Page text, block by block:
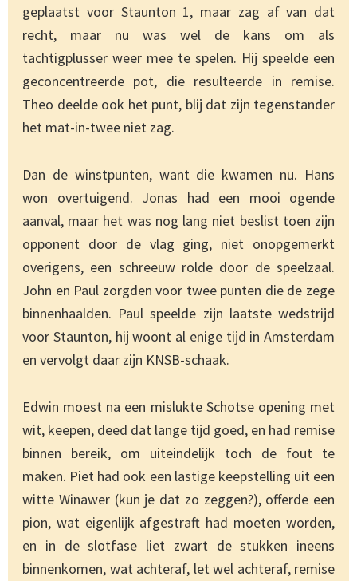
geplaatst voor Staunton 1, maar zag af van dat
recht, maar nu was wel de kans om als
tachtigplusser weer mee te spelen. Hij speelde een
geconcentreerde pot, die resulteerde in remise.
Theo deelde ook het punt, blij dat zijn tegenstander
het mat-in-twee niet zag.
Dan de winstpunten, want die kwamen nu. Hans
won overtuigend. Jonas had een mooi ogende
aanval, maar het was nog lang niet beslist toen zijn
opponent door de vlag ging, niet onopgemerkt
overigens, een schreeuw rolde door de speelzaal.
John en Paul zorgden voor twee punten die de zege
binnenhaalden. Paul speelde zijn laatste wedstrijd
voor Staunton, hij woont al enige tijd in Amsterdam
en vervolgt daar zijn KNSB-schaak.
Edwin moest na een mislukte Schotse opening met
wit, keepen, deed dat lange tijd goed, en had remise
binnen bereik, om uiteindelijk toch de fout te
maken. Piet had ook een lastige keepstelling uit een
witte Winawer (kun je dat zo zeggen?), offerde een
pion, wat eigenlijk afgestraft had moeten worden,
en in de slotfase liet zwart de stukken ineens
binnenkomen, wat achteraf, let wel achteraf, remise